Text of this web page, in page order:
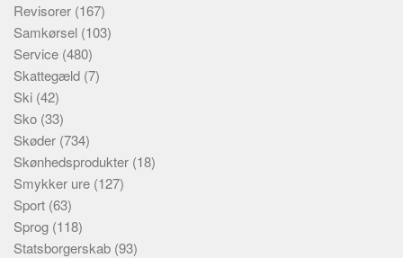
Revisorer (167)
Samkørsel (103)
Service (480)
Skattegæld (7)
Ski (42)
Sko (33)
Skøder (734)
Skønhedsprodukter (18)
Smykker ure (127)
Sport (63)
Sprog (118)
Statsborgerskab (93)